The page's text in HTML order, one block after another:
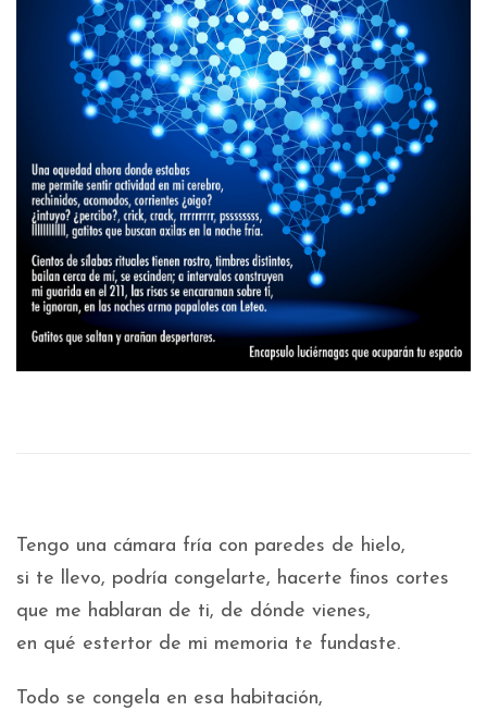
Tengo una cámara fría con paredes de hielo,
si te llevo, podría congelarte, hacerte finos cortes
que me hablaran de ti, de dónde vienes,
en qué estertor de mi memoria te fundaste.
Todo se congela en esa habitación,